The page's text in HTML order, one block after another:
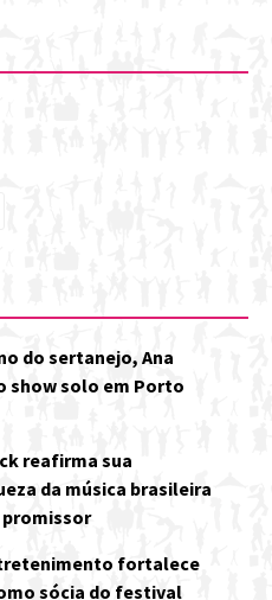
do sertanejo, Ana
show solo em Porto
reafirma sua
da música brasileira
fortalece
sócia do festival